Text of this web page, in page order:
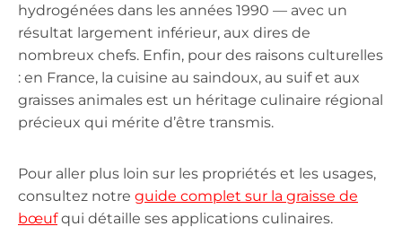
hydrogénées dans les années 1990 — avec un
résultat largement inférieur, aux dires de
nombreux chefs. Enfin, pour des raisons culturelles
: en France, la cuisine au saindoux, au suif et aux
graisses animales est un héritage culinaire régional
précieux qui mérite d’être transmis.
Pour aller plus loin sur les propriétés et les usages,
consultez notre guide complet sur la graisse de
bœufqui détaille ses applications culinaires.